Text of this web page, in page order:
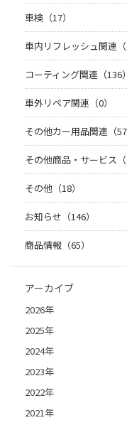
車検（17）
車内リフレッシュ関連（
コーティング関連（136）
車外リペア関連（0）
その他カー用品関連（57
その他商品・サービス（
その他（18）
お知らせ（146）
商品情報（65）
アーカイブ
2026年
2025年
2024年
2023年
2022年
2021年